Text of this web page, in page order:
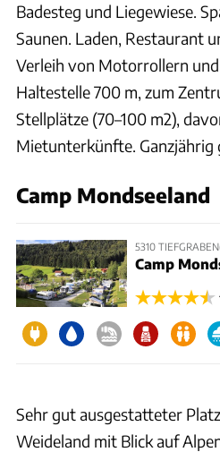
Badesteg und Liegewiese.
Saunen. Laden, Restaurant
Verleih von Motorrollern
Haltestelle 700 m, zum
Stellplätze (70–100 m2),
Mietunterkünfte. Ganzjährig
Camp Mondseeland
5310
Camp
Sehr gut ausgestatteter
Weideland mit Blick auf